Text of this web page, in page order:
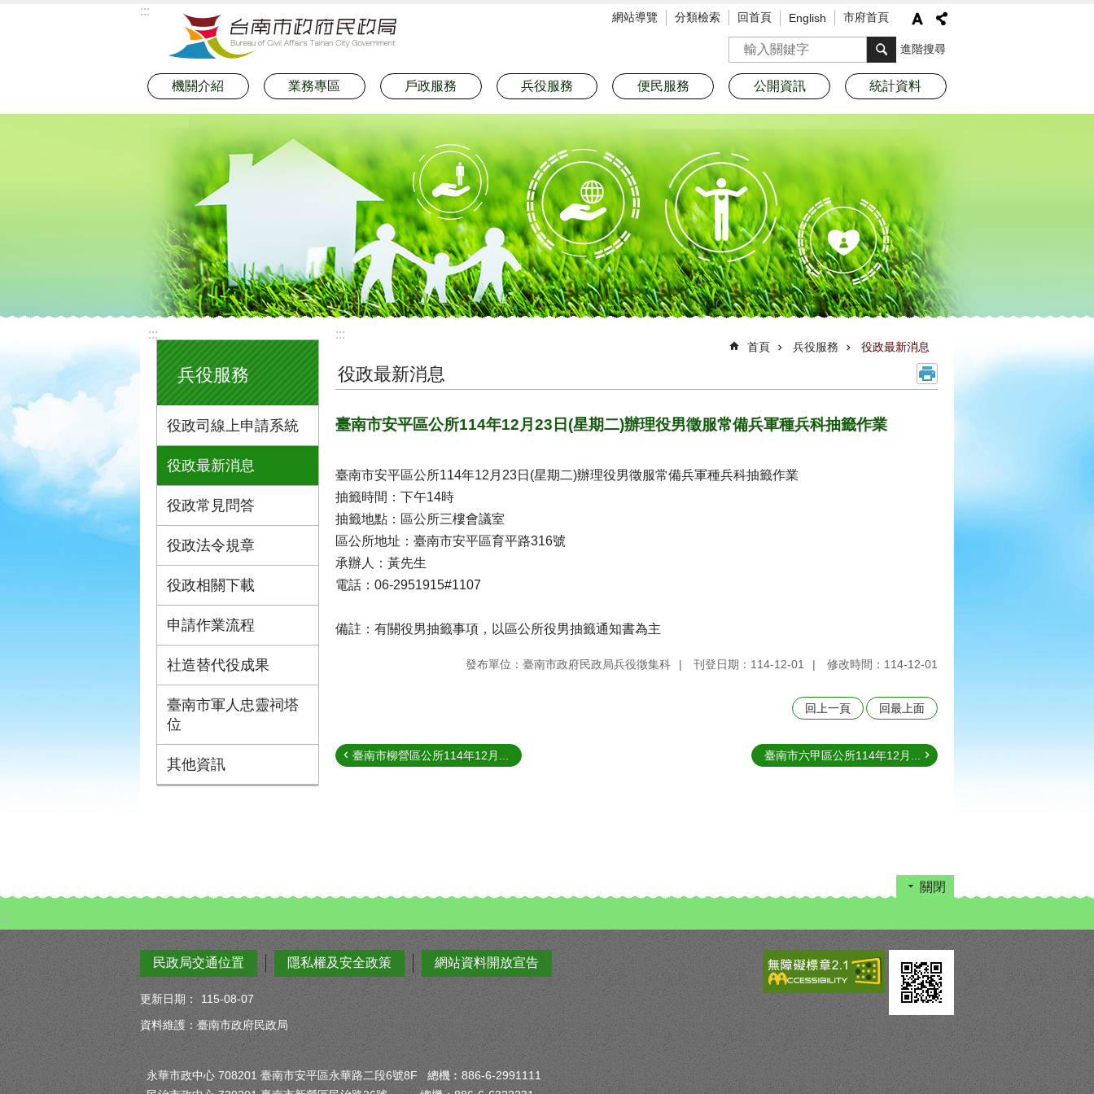
::: 網站導覽 分類檢索 回首頁 English 市府首頁
搜尋 進階搜尋
機關介紹 業務專區 戶政服務 兵役服務 便民服務 公開資訊 統計資料
:::
兵役服務
役政司線上申請系統
役政最新消息
役政常見問答
役政法令規章
役政相關下載
申請作業流程
社造替代役成果
臺南市軍人忠靈祠塔
位
其他資訊
:::
首頁 兵役服務 役政最新消息
役政最新消息
臺南市安平區公所114年12月23日(星期二)辦理役男徵服常備兵軍種兵科抽籤作業
臺南市安平區公所114年12月23日(星期二)辦理役男徵服常備兵軍種兵科抽籤作業
抽籤時間：下午14時
抽籤地點：區公所三樓會議室
區公所地址：臺南市安平區育平路316號
承辦人：黃先生
電話：06-2951915#1107
備註：有關役男抽籤事項，以區公所役男抽籤通知書為主
發布單位：臺南市政府民政局兵役徵集科 刊登日期：114-12-01 修改時間：114-12-01
回上一頁 回最上面
臺南市柳營區公所114年12月... 臺南市六甲區公所114年12月...
關閉
:::
民政局交通位置 隱私權及安全政策 網站資料開放宣告
更新日期：
115-08-07
資料維護：臺南市政府民政局
永華市政中心 708201 臺南市安平區永華路二段6號8F 總機︰886-6-2991111